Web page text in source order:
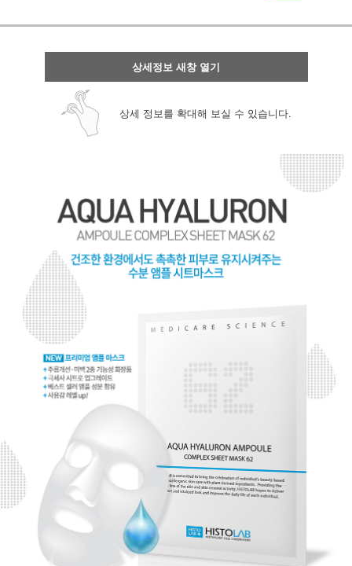
상세정보 새창 열기
상세 정보를 확대해 보실 수 있습니다.